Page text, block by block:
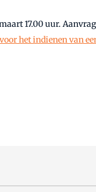
17.00 uur.
het indienen van